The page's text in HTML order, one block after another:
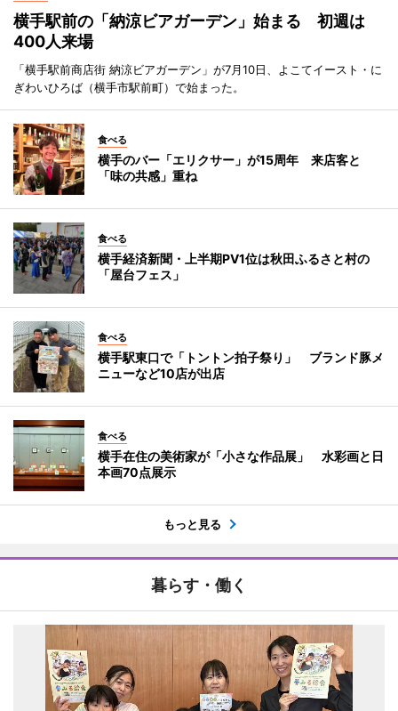
横手駅前の「納涼ビアガーデン」始まる 初週は
400人来場
「横手駅前商店街 納涼ビアガーデン」が7月10日、よこてイースト・に
ぎわいひろば（横手市駅前町）で始まった。
食べる
横手のバー「エリクサー」が15周年 来店客と
「味の共感」重ね
食べる
横手経済新聞・上半期PV1位は秋田ふるさと村の
「屋台フェス」
食べる
横手駅東口で「トントン拍子祭り」 ブランド豚メ
ニューなど10店が出店
食べる
横手在住の美術家が「小さな作品展」 水彩画と日
本画70点展示
もっと見る
暮らす・働く